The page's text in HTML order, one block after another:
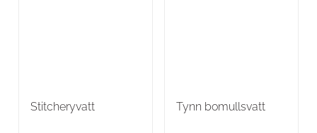
Stitcheryvatt Tynn bomullsvatt